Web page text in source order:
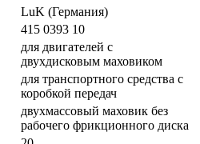
LuK (Германия)
415 0393 10
для двигателей с
двухдисковым маховиком
для транспортного средства с
коробкой передач
двухмассовый маховик без
рабочего фрикционного диска